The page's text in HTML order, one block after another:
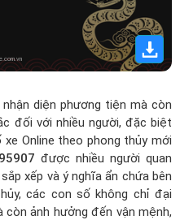
diện phương tiện mà còn
đối với nhiều người, đặc biệt
xe Online theo phong thủy mới
được nhiều người quan
xếp và ý nghĩa ẩn chứa bên
các con số không chỉ đại
ảnh hưởng đến vận mệnh,